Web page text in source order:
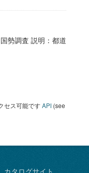
勢調査 説明：都道
セス可能ですAPI (see
タログサイト